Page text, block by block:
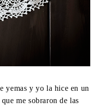
yemas y yo la hice en un
me sobraron de las